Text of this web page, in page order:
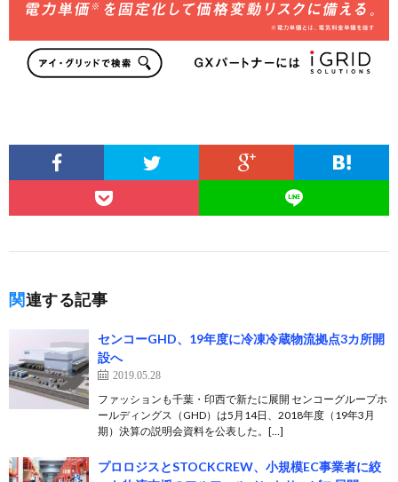
関連する記事
センコーGHD、19年度に冷凍冷蔵物流拠点3カ所開
設へ
2019.05.28
ファッションも千葉・印西で新たに展開 センコーグループホ
ールディングス（GHD）は5月14日、2018年度（19年3月
期）決算の説明会資料を公表した。[…]
プロロジスとSTOCKCREW、小規模EC事業者に絞